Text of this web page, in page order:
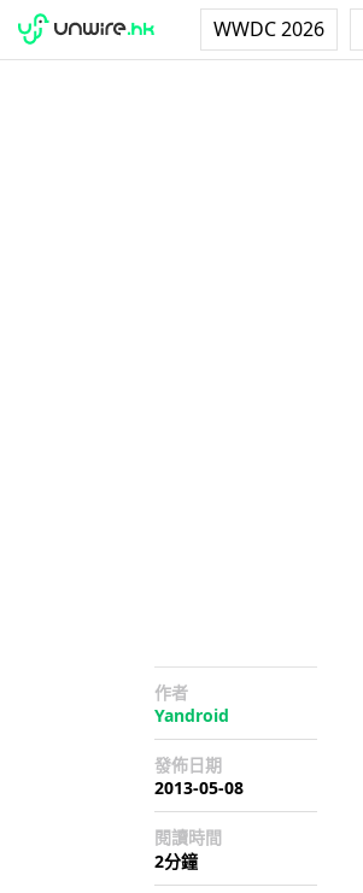
WWDC 2026
作者
Yandroid
發佈日期
2013-05-08
閱讀時間
2分鐘